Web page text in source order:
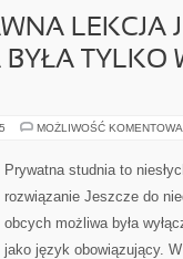
LEKCJA
TYLKO
MOŻLIWOŚĆ
Prywatna studnia to
rozwiązanie Jeszcze do
obcych możliwa była
jako język obowiązujący.